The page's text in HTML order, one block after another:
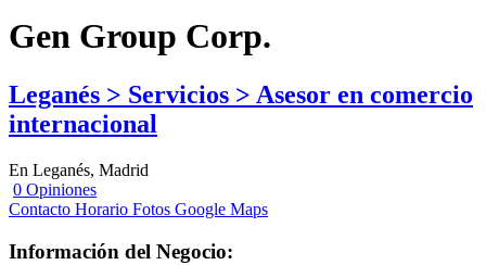
Gen Group Corp.
Leganés > Servicios > Asesor en comercio
internacional
En Leganés, Madrid
0 Opiniones
Contacto Horario Fotos Google Maps
Información del Negocio: